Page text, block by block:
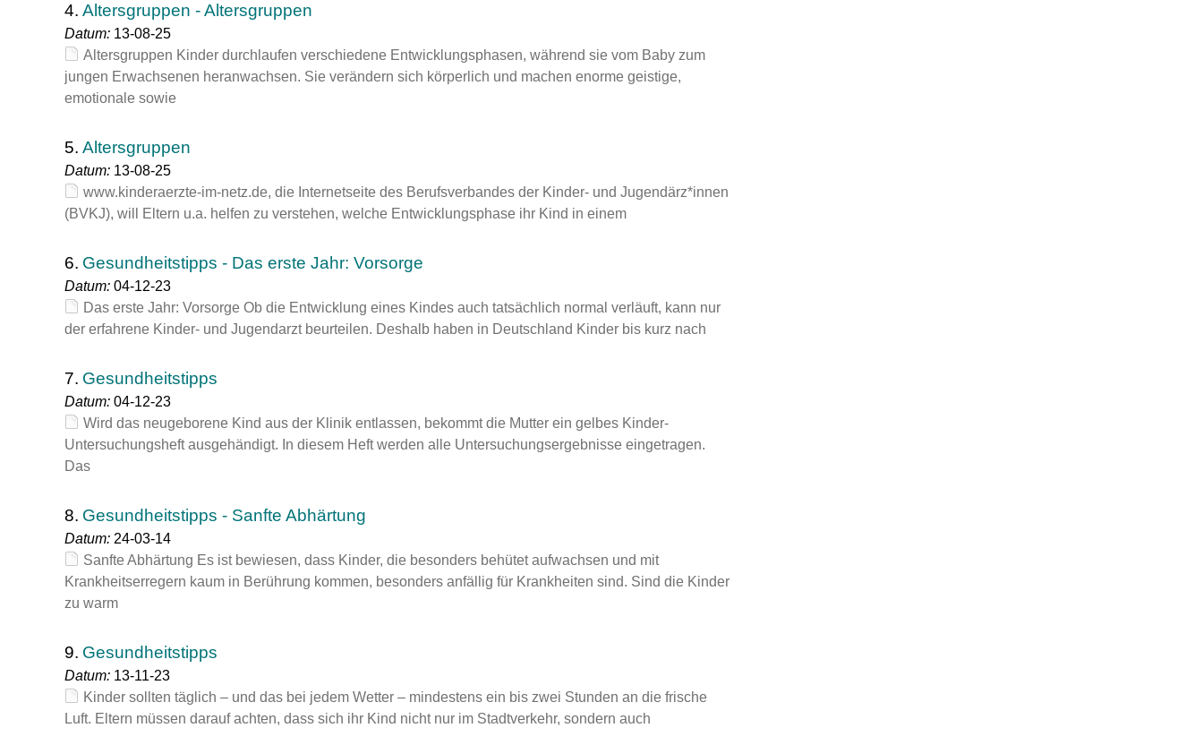
4. Altersgruppen - Altersgruppen
Datum: 13-08-25
Altersgruppen Kinder durchlaufen verschiedene Entwicklungsphasen, während sie vom Baby zum
jungen Erwachsenen heranwachsen. Sie verändern sich körperlich und machen enorme geistige,
emotionale sowie
5. Altersgruppen
Datum: 13-08-25
www.kinderaerzte-im-netz.de, die Internetseite des Berufsverbandes der Kinder- und Jugendärz*innen
(BVKJ), will Eltern u.a. helfen zu verstehen, welche Entwicklungsphase ihr Kind in einem
6. Gesundheitstipps - Das erste Jahr: Vorsorge
Datum: 04-12-23
Das erste Jahr: Vorsorge Ob die Entwicklung eines Kindes auch tatsächlich normal verläuft, kann nur
der erfahrene Kinder- und Jugendarzt beurteilen. Deshalb haben in Deutschland Kinder bis kurz nach
7. Gesundheitstipps
Datum: 04-12-23
Wird das neugeborene Kind aus der Klinik entlassen, bekommt die Mutter ein gelbes Kinder-
Untersuchungsheft ausgehändigt. In diesem Heft werden alle Untersuchungsergebnisse eingetragen.
Das
8. Gesundheitstipps - Sanfte Abhärtung
Datum: 24-03-14
Sanfte Abhärtung Es ist bewiesen, dass Kinder, die besonders behütet aufwachsen und mit
Krankheitserregern kaum in Berührung kommen, besonders anfällig für Krankheiten sind. Sind die Kinder
zu warm
9. Gesundheitstipps
Datum: 13-11-23
Kinder sollten täglich – und das bei jedem Wetter – mindestens ein bis zwei Stunden an die frische
Luft. Eltern müssen darauf achten, dass sich ihr Kind nicht nur im Stadtverkehr, sondern auch